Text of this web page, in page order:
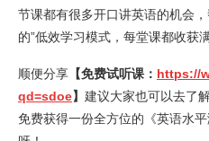
节课都有很多开口讲英语的机会
的”低效学习模式，每堂课都收获满
顺便分享 【免费试听课： https://
qd=sdoe】 建议大家也可以去了
免费获得一份全方位的《英语水